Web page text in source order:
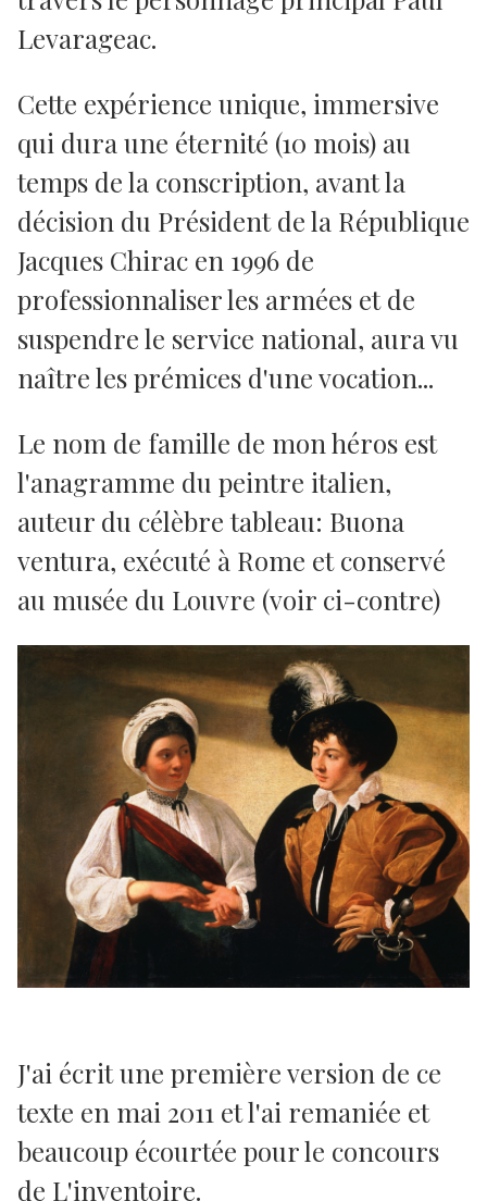
Levarageac.
Cette expérience unique, immersive
qui dura une éternité (10 mois) au
temps de la conscription, avant la
décision du Président de la République
Jacques Chirac en 1996 de
professionnaliser les armées et de
suspendre le service national, aura vu
naître les prémices d'une vocation...
Le nom de famille de mon héros est
l'anagramme du peintre italien,
auteur du célèbre tableau: Buona
ventura, exécuté à Rome et conservé
au musée du Louvre (voir ci-contre)
J'ai écrit une première version de ce
texte en mai 2011 et l'ai remaniée et
beaucoup écourtée pour le concours
de L'inventoire.